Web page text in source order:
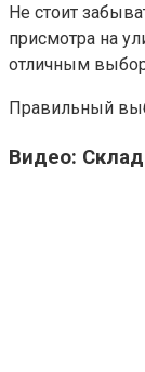
Не стоит
присмотра на
отличным
Правильный
Видео: